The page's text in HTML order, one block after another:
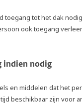
toegang tot het dak
ook toegang
indien nodig
en middelen dat het
beschikbaar zijn voor